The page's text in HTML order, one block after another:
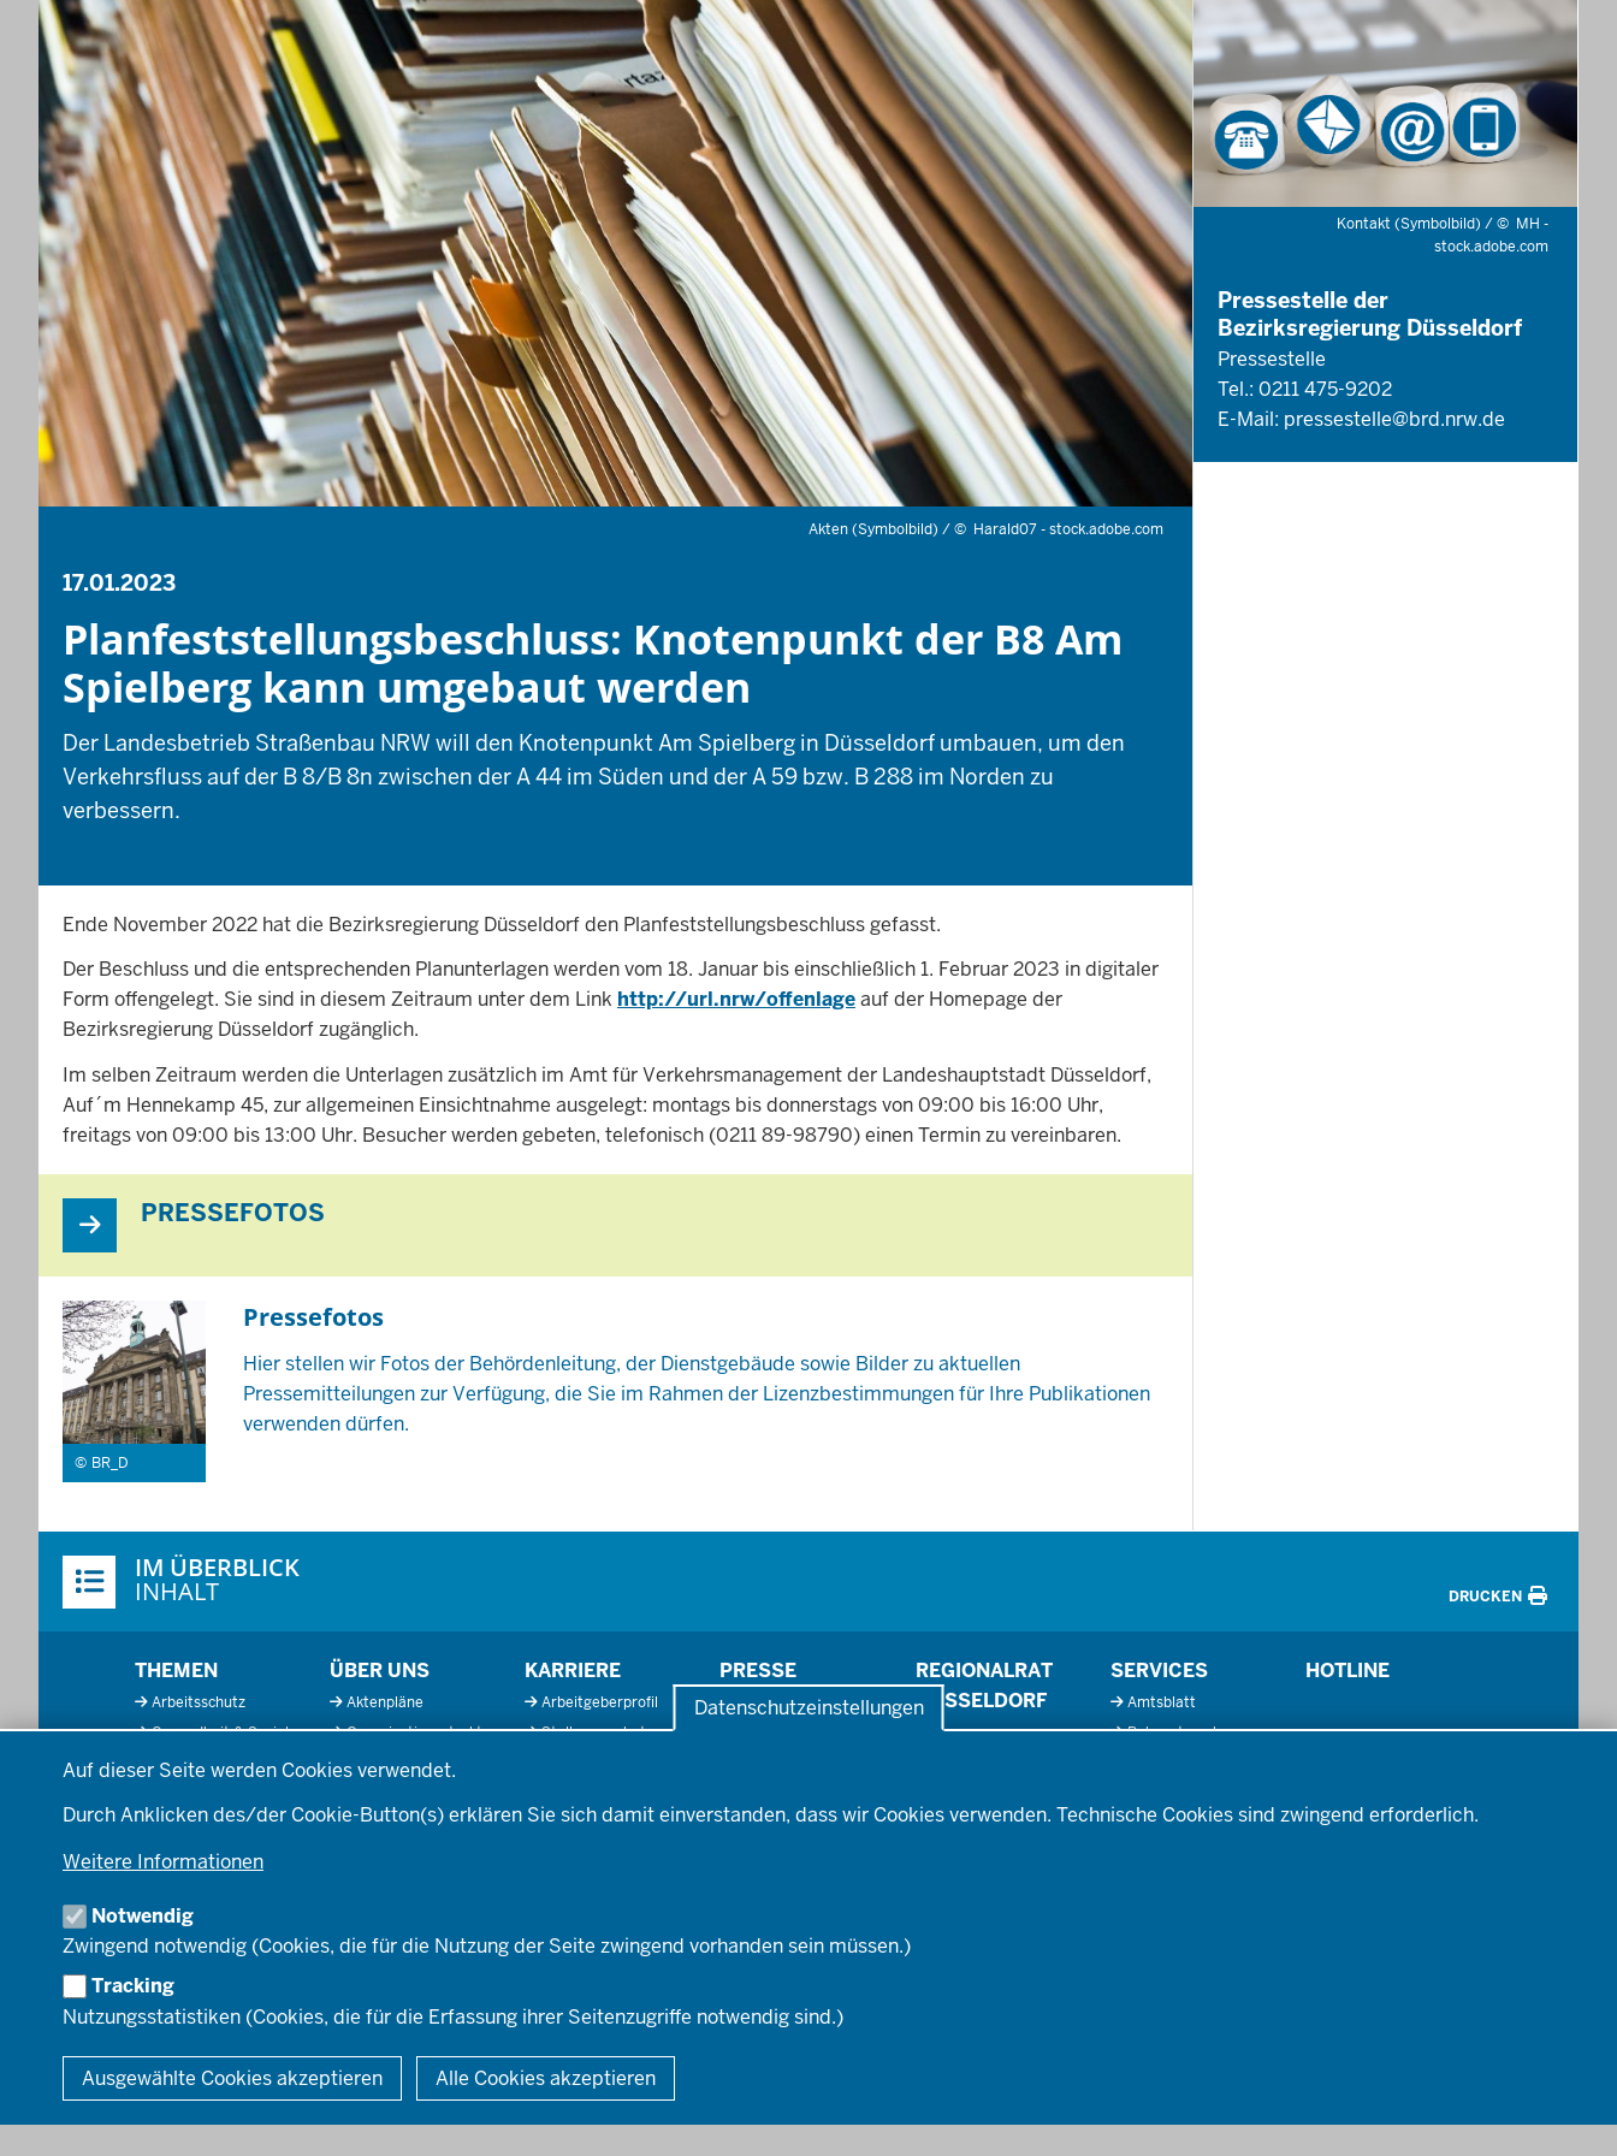
Datenschutzeinstellungen
Auf dieser Seite werden Cookies verwendet.
Durch Anklicken des/der Cookie-Button(s) erklären Sie sich damit einverstanden, dass wir Cookies verwenden. Technische Cookies sind zwingend erforderlich.
Weitere Informationen
Notwendig
Zwingend notwendig (Cookies, die für die Nutzung der Seite zwingend vorhanden sein müssen.)
Tracking
Nutzungsstatistiken (Cookies, die für die Erfassung ihrer Seitenzugriffe notwendig sind.)
Ausgewählte Cookies akzeptieren Alle Cookies akzeptieren
Akten (Symbolbild) /© Harald07 - stock.adobe.com
17.01.2023
Planfeststellungsbeschluss: Knotenpunkt der B8 Am
Spielberg kann umgebaut werden
Der Landesbetrieb Straßenbau NRW will den Knotenpunkt Am Spielberg in Düsseldorf umbauen, um den
Verkehrsfluss auf der B 8/B 8n zwischen der A 44 im Süden und der A 59 bzw. B 288 im Norden zu
verbessern.
Ende November 2022 hat die Bezirksregierung Düsseldorf den Planfeststellungsbeschluss gefasst.
Der Beschluss und die entsprechenden Planunterlagen werden vom 18. Januar bis einschließlich 1. Februar 2023 in digitaler
Form offengelegt. Sie sind in diesem Zeitraum unter dem Link http://url.nrw/offenlageauf der Homepage der
Bezirksregierung Düsseldorf zugänglich.
Im selben Zeitraum werden die Unterlagen zusätzlich im Amt für Verkehrsmanagement der Landeshauptstadt Düsseldorf,
Auf´m Hennekamp 45, zur allgemeinen Einsichtnahme ausgelegt: montags bis donnerstags von 09:00 bis 16:00 Uhr,
freitags von 09:00 bis 13:00 Uhr. Besucher werden gebeten, telefonisch (0211 89-98790) einen Termin zu vereinbaren.
PRESSEFOTOS
BR_D
Pressefotos
Hier stellen wir Fotos der Behördenleitung, der Dienstgebäude sowie Bilder zu aktuellen
Pressemitteilungen zur Verfügung, die Sie im Rahmen der Lizenzbestimmungen für Ihre Publikationen
verwenden dürfen.
Kontakt (Symbolbild) /© MH -
stock.adobe.com
Pressestelle der
Bezirksregierung Düsseldorf
Pressestelle
Tel.: 0211 475-9202
E-Mail: pressestelle@brd.nrw.de
Inhalte
IM ÜBERBLICK
INHALT DRUCKEN
Fußzeile
THEMEN
Arbeitsschutz
Gesundheit & Soziales
Wirtschaft
Ordnung & Sicherheit
Schule & Bildung
Umwelt & Natur
ÜBER UNS
Aktenpläne
Organisationsstruktur
Behördenleitung
Einblicke
KARRIERE
Arbeitgeberprofil
Stellenangebote
Aufstiegsmöglichkeiten
PRESSE
Pressefotos
REGIONALRAT
DÜSSELDORF
SERVICES
Amtsblatt
Bekanntmachungen
Mediathek
HOTLINE